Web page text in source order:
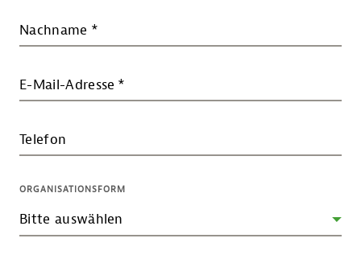
Nachname *
E-Mail-Adresse *
Telefon
ORGANISATIONSFORM